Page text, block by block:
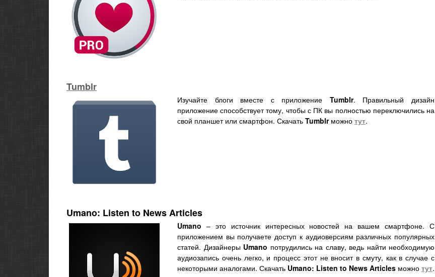
Tumblr
Изучайте блоги вместе с приложение Tumblr. Правильный дизайн
приложение способствует тому, чтобы с ПК вы полностью переключились на
свой планшет или смартфон. Скачать Tumblrможно тут.
Umano: Listen to News Articles
Umano – это источник интересных новостей на вашем смартфоне. С
приложением вы получаете доступ к аудиоверсиям различных популярных
статей. Дизайнеры Umano потрудились на славу, ведь найти необходимую
аудиозапись очень легко, и процесс этот не вносит в смуту, как в случае с
некоторыми аналогами. Скачать Umano: Listen to News Articles можно тут.